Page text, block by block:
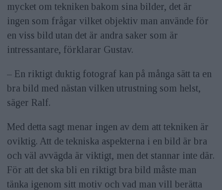
mycket om tekniken bakom sina bilder, det är
ingen som frågar vilket objektiv man använde för
en viss bild utan det är andra saker som är
intressantare, förklarar Gustav.
– En riktigt duktig fotograf kan på många sätt ta en
bra bild med nästan vilken utrustning som helst,
säger Ralf.
Med detta sagt menar ingen av dem att tekniken är
oviktig. Att de tekniska aspekterna i en bild är bra
och väl avvägda är viktigt, men det stannar inte där.
För att det ska bli en riktigt bra bild måste man
tänka igenom sitt motiv och vad man vill berätta